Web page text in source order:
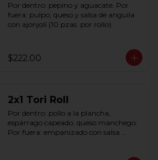
Por dentro: pepino y aguacate. Por
fuera: pulpo, queso y salsa de anguila
con ajonjolí (10 pzas. por rollo).
$222.00
2x1 Tori Roll
Por dentro: pollo a la plancha,
espárrago capeado, queso manchego.
Por fuera: empanizado con salsa